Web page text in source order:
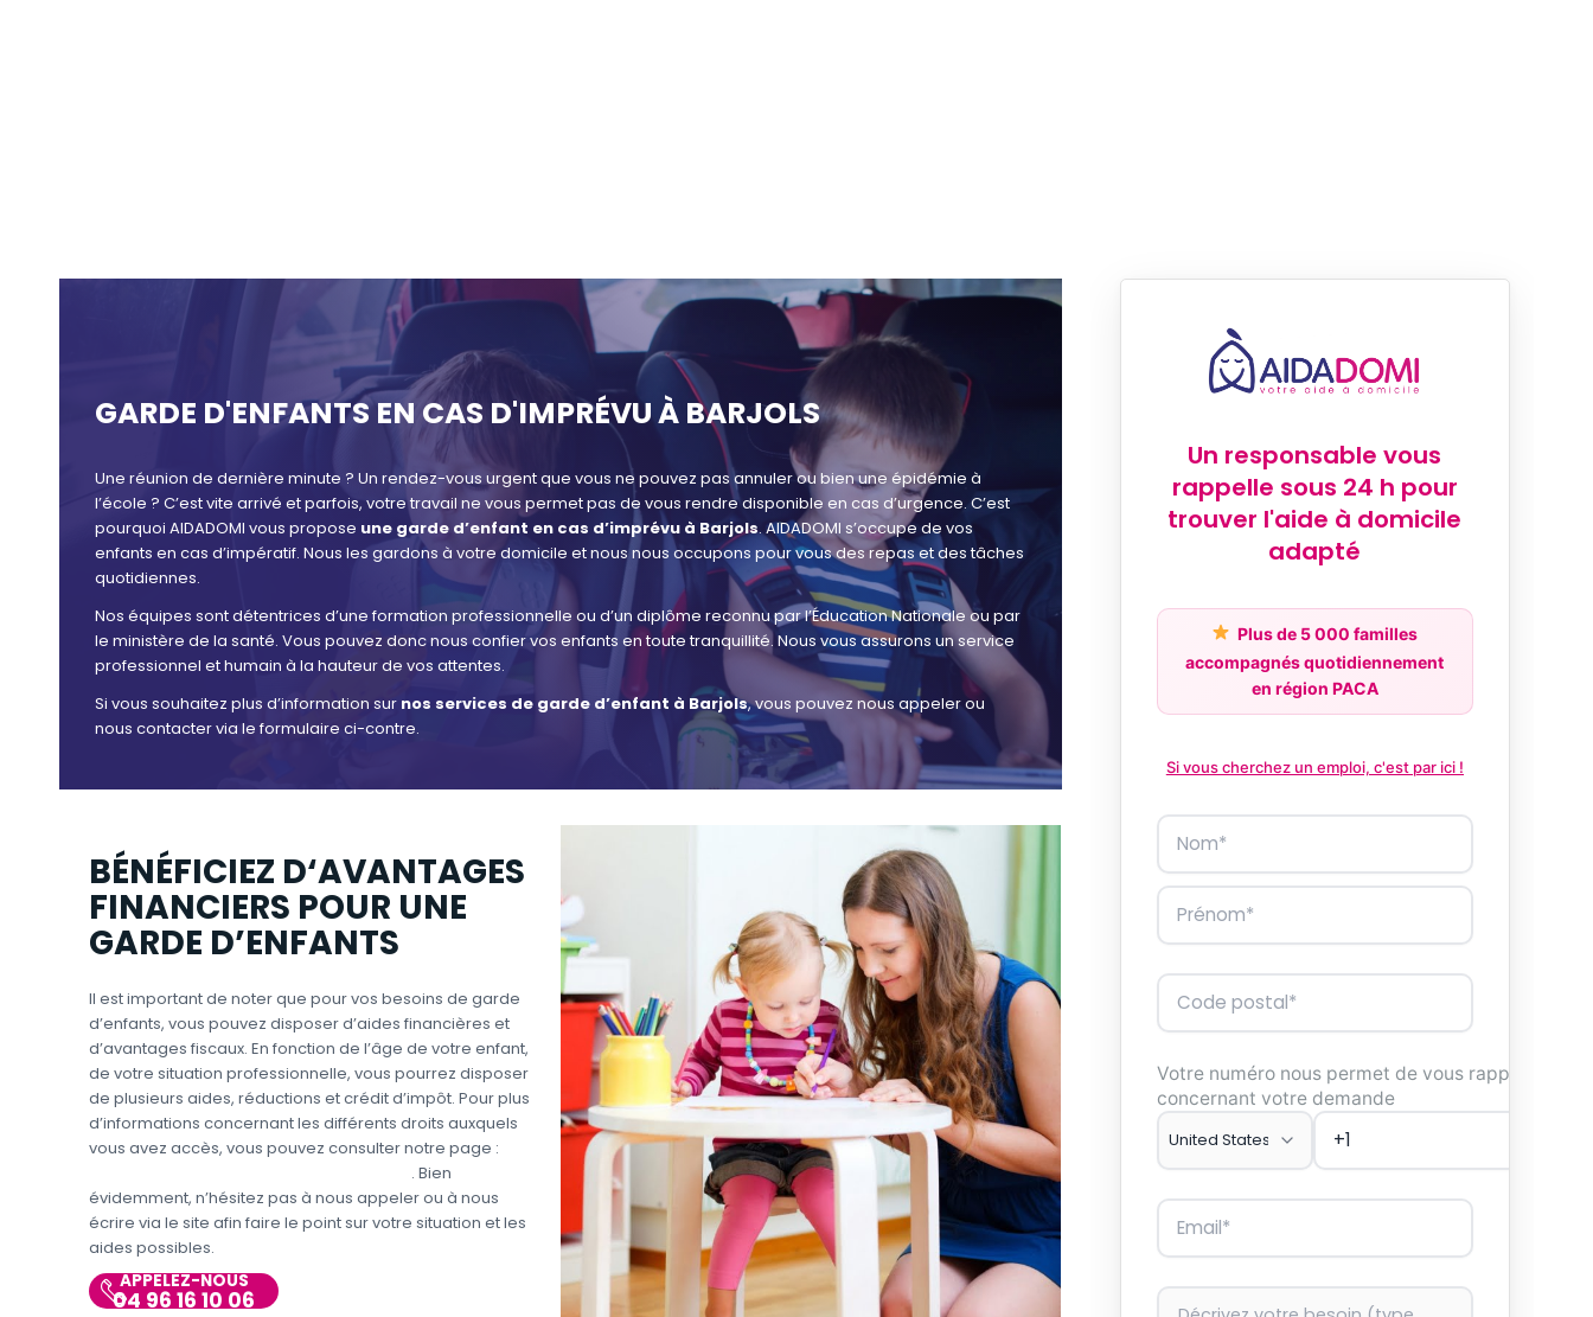
GARDE D'ENFANTS EN CAS D'IMPRÉVU À BARJOLS
Une réunion de dernière minute ? Un rendez-vous urgent que vous ne pouvez pas annuler ou bien une épidémie à
l’école ? C’est vite arrivé et parfois, votre travail ne vous permet pas de vous rendre disponible en cas d’urgence. C’est
pourquoi AIDADOMI vous propose une garde d’enfant en cas d’imprévu à Barjols. AIDADOMI s’occupe de vos
enfants en cas d’impératif. Nous les gardons à votre domicile et nous nous occupons pour vous des repas et des tâches
quotidiennes.
Nos équipes sont détentrices d’une formation professionnelle ou d’un diplôme reconnu par l’Éducation Nationale ou par
le ministère de la santé. Vous pouvez donc nous confier vos enfants en toute tranquillité. Nous vous assurons un service
professionnel et humain à la hauteur de vos attentes.
Si vous souhaitez plus d’information sur nos services de garde d’enfant à Barjols, vous pouvez nous appeler ou
nous contacter via le formulaire ci-contre.
BÉNÉFICIEZ D‘AVANTAGES
FINANCIERS POUR UNE
GARDE D’ENFANTS
Il est important de noter que pour vos besoins de garde
d’enfants, vous pouvez disposer d’aides financières et
d’avantages fiscaux. En fonction de l’âge de votre enfant,
de votre situation professionnelle, vous pourrez disposer
de plusieurs aides, réductions et crédit d’impôt. Pour plus
d’informations concernant les différents droits auxquels
vous avez accès, vous pouvez consulter notre page :
. Bien
évidemment, n’hésitez pas à nous appeler ou à nous
écrire via le site afin faire le point sur votre situation et les
aides possibles.
APPELEZ-NOUS
04 96 16 10 06
Un responsable vous
rappelle sous 24 h pour
trouver l'aide à domicile
adapté
Plus de 5 000 familles
accompagnés quotidiennement
en région PACA
Si vous cherchez un emploi, c'est par ici !
Votre numéro nous permet de vous rappeler
concernant votre demande